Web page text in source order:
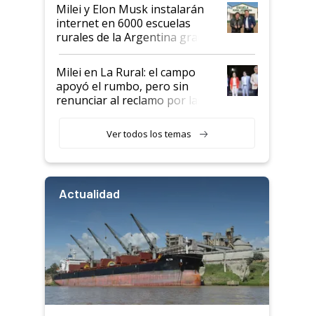
Milei y Elon Musk instalarán
internet en 6000 escuelas
rurales de la Argentina gracias
a un acuerdo con Starlink
Milei en La Rural: el campo
apoyó el rumbo, pero sin
renunciar al reclamo por las
Ver todos los temas
Actualidad